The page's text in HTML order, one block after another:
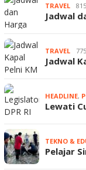
TRAVEL
Jadwal
TRAVEL
Jadwal
HEADLINE,
Lewati
TEKNO &
Pelajar